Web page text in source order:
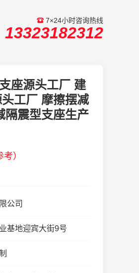
7×24小时咨询热线
13323182312
座源头工厂 建
工厂 摩擦摆减
隔震型支座生产
）
公司
基地迎宾大街9号